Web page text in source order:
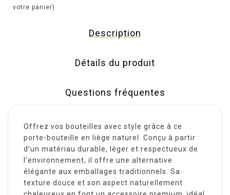
votre panier)
Description
Détails du produit
Questions fréquentes
Offrez vos bouteilles avec style grâce à ce
porte-bouteille en liège naturel. Conçu à partir
d’un matériau durable, léger et respectueux de
l’environnement, il offre une alternative
élégante aux emballages traditionnels. Sa
texture douce et son aspect naturellement